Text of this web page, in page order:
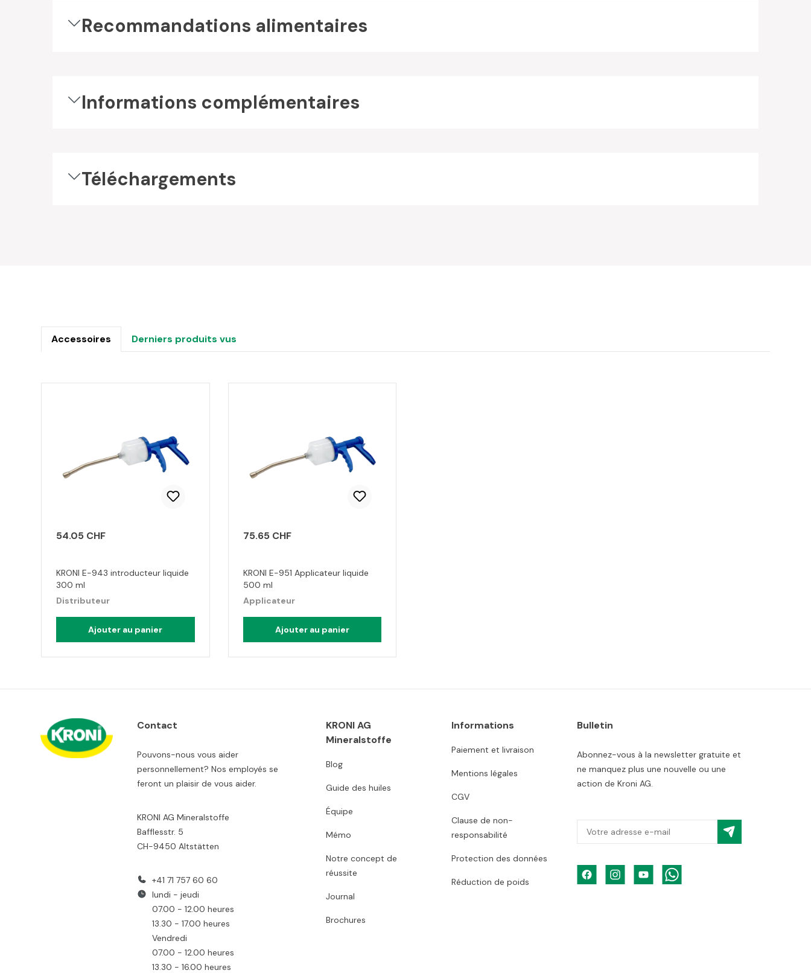
Recommandations alimentaires
Informations complémentaires
Téléchargements
Accessoires Derniers produits vus
54.05 CHF
KRONI E-943 introducteur liquide
300 ml
Distributeur
Ajouter au panier
75.65 CHF
KRONI E-951 Applicateur liquide
500 ml
Applicateur
Ajouter au panier
Contact
Pouvons-nous vous aider
personnellement? Nos employés se
feront un plaisir de vous aider.
KRONI AG Mineralstoffe
Bafflesstr. 5
CH-9450 Altstätten
+41 71 757 60 60
lundi - jeudi
07.00 - 12.00 heures
13.30 - 17.00 heures
Vendredi
07.00 - 12.00 heures
13.30 - 16.00 heures
KRONI AG
Mineralstoffe
Blog
Guide des huiles
Équipe
Mémo
Notre concept de
réussite
Journal
Brochures
Informations
Paiement et livraison
Mentions légales
CGV
Clause de non-
responsabilité
Protection des données
Réduction de poids
Bulletin
Abonnez-vous à la newsletter gratuite et
ne manquez plus une nouvelle ou une
action de Kroni AG.